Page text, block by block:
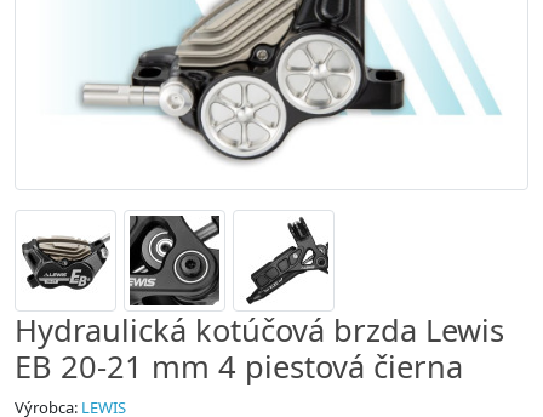
Hydraulická kotúčová brzda Lewis
EB 20-21 mm 4 piestová čierna
Výrobca: LEWIS